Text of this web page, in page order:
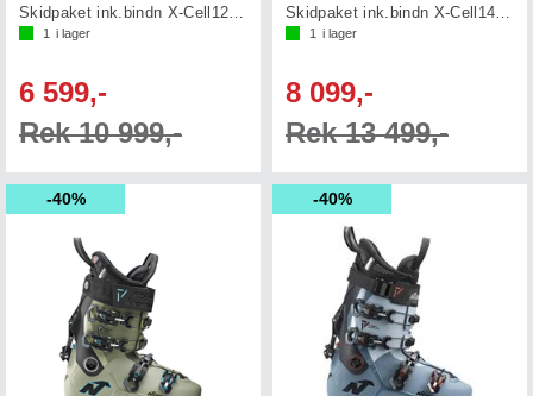
1 i lager
6 599,-
Rek 10 999,-
1 i lager
8 099,-
Rek 13 499,-
40% 40%